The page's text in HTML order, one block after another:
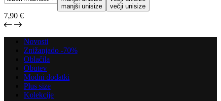
manjši unisize
večji unisize
7,90 €
Novosti
Znižanjado -70%
Oblačila
Obutev
Modni dodatki
Plus size
Kolekcije